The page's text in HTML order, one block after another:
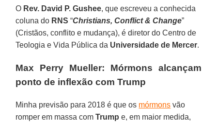
O Rev. David P. Gushee, que escreveu a conhecida
coluna do RNS “Christians, Conflict & Change”
(Cristãos, conflito e mudança), é diretor do Centro de
Teologia e Vida Pública da Universidade de Mercer.
Max Perry Mueller: Mórmons alcançam
ponto de inflexão com Trump
Minha previsão para 2018 é que os mórmons vão
romper em massa comTrump e, em maior medida,